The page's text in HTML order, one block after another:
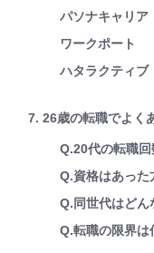
パソナキャリア
ワークポート
ハタラクティブ
7. 26歳の転職でよく
Q.20代の転職
Q.資格はあった
Q.同世代はどん
Q.転職の限界は